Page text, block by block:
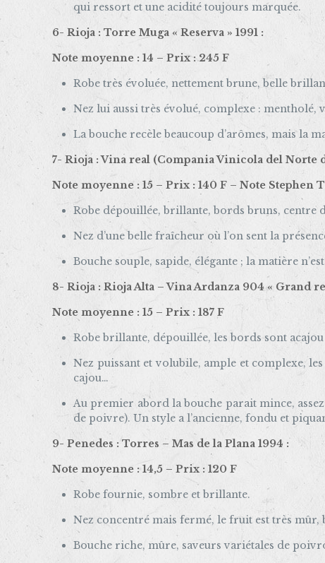
qui ressort et une acidité toujours marquée.
6- Rioja : Torre Muga « Reserva » 1991 :
Note moyenne : 14 – Prix : 245 F
Robe très évoluée, nettement brune, belle
Nez lui aussi très évolué, complexe : mentholé,
La bouche recèle beaucoup d’arômes, mais la
7- Rioja : Vina real (Compania Vinicola del Norte
Note moyenne : 15 – Prix : 140 F – Note Stephen
Robe dépouillée, brillante, bords bruns, centre
Nez d’une belle fraîcheur où l’on sent la
Bouche souple, sapide, élégante ; la matière
8- Rioja : Rioja Alta – Vina Ardanza 904 « Grand
Note moyenne : 15 – Prix : 187 F
Robe brillante, dépouillée, les bords sont
Nez puissant et volubile, ample et complexe,
cajou…
Au premier abord la bouche parait mince,
de poivre). Un style a l’ancienne, fondu et
9- Penedes : Torres – Mas de la Plana 1994 :
Note moyenne : 14,5 – Prix : 120 F
Robe fournie, sombre et brillante.
Nez concentré mais fermé, le fruit est très
Bouche riche, mûre, saveurs variétales de